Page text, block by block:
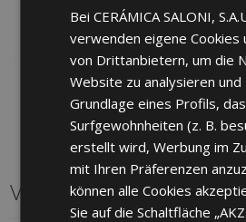
hinzufügen
Verwandte Serien
Bei CERÁMICA SALONI,
verwenden eigene Cookies
von Drittanbietern, um die
Website zu analysieren
Grundlage eines Profils,
Surfgewohnheiten (z. B.
erstellt wird, Werbung im
mit Ihren Präferenzen
können alle Cookies
Sie auf die Schaltfläche